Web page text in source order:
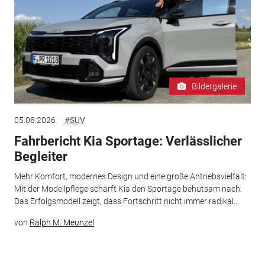
Bildergalerie
05.08.2026 #SUV
Fahrbericht Kia Sportage: Verlässlicher
Begleiter
Mehr Komfort, modernes Design und eine große Antriebsvielfalt:
Mit der Modellpflege schärft Kia den Sportage behutsam nach.
Das Erfolgsmodell zeigt, dass Fortschritt nicht immer radikal...
von Ralph M. Meunzel